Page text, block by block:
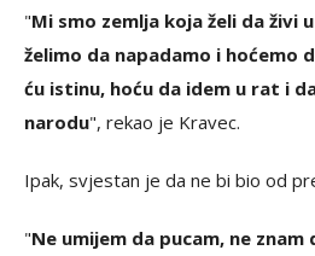
"Mi smo zemlja koja želi da živi
želimo da napadamo i hoćemo
ću istinu, hoću da idem u rat i
narodu", rekao je Kravec.
Ipak, svjestan je da ne bi bio od
"Ne umijem da pucam, ne